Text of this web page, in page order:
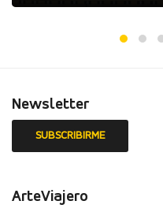
Newsletter
ArteViajero